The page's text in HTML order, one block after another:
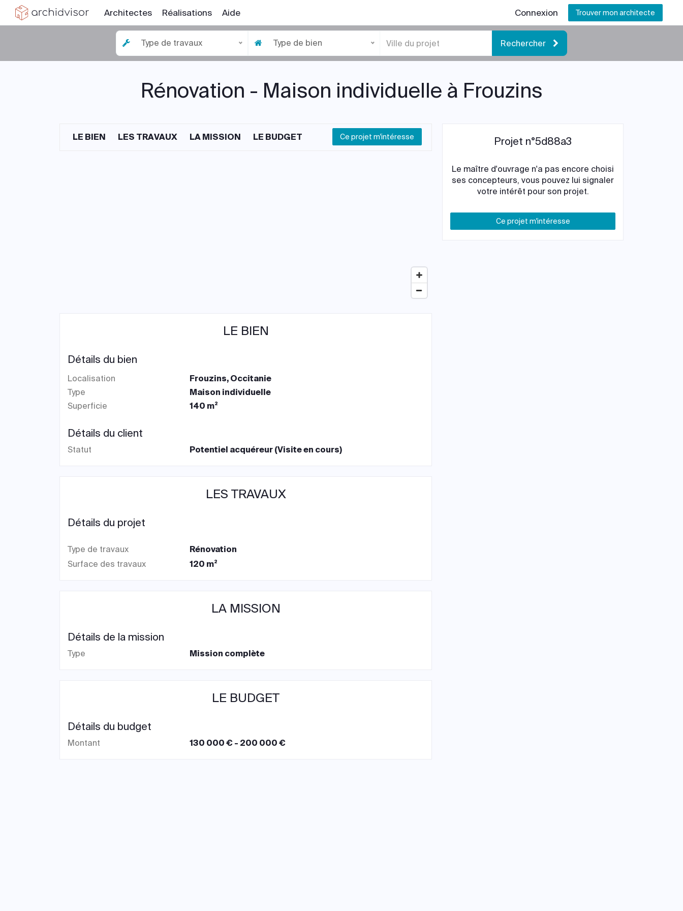
Architectes Réalisations Aide Connexion Trouver mon architecte
Type de travaux Type de bien Rechercher
Rénovation - Maison individuelle à Frouzins
LE BIEN LES TRAVAUX LA MISSION LE BUDGET Ce projet m'intéresse
LE BIEN
Détails du bien
Localisation
Frouzins, Occitanie
Type
Maison individuelle
Superficie
140 m²
Détails du client
Statut Potentiel acquéreur (Visite en cours)
LES TRAVAUX
Détails du projet
Type de travaux
Rénovation
Surface des travaux
120 m²
LA MISSION
Détails de la mission
Type Mission complète
LE BUDGET
Détails du budget
Montant 130 000 € - 200 000 €
Projet n°5d88a3
Le maître d'ouvrage n'a pas encore choisi
ses concepteurs, vous pouvez lui signaler
votre intérêt pour son projet.
Ce projet m'intéresse